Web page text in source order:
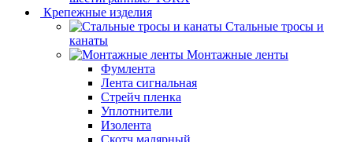
Крепежные изделия
Стальные тросы и
канаты
Монтажные ленты
Фумлента
Лента сигнальная
Стрейч пленка
Уплотнители
Изолента
Скотч малярный